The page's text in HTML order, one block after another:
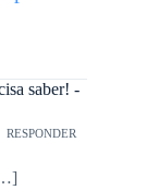
saber! -
RESPONDER